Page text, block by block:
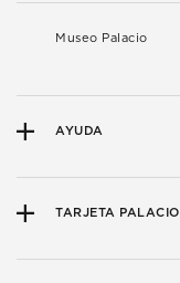
Museo Palacio
AYUDA
TARJETA PALACIO